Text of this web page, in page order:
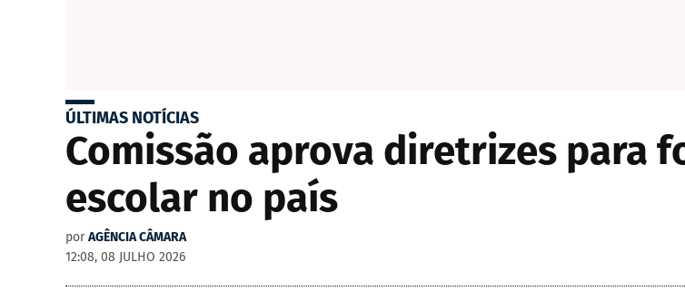
ÚLTIMAS NOTÍCIAS
Comissão aprova diretrizes para
escolar no país
por AGÊNCIA CÂMARA
12:08, 08 JULHO 2026